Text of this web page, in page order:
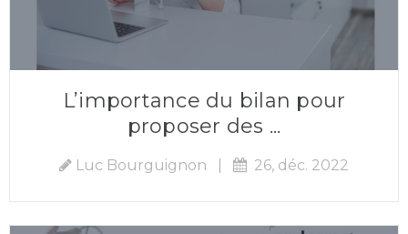
L’importance du bilan pour
proposer des ...
Luc Bourguignon 26, déc. 2022